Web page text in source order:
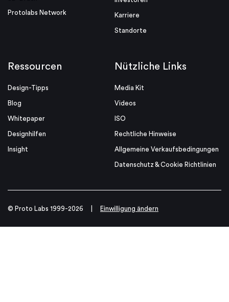
Protolabs Network Karriere
Standorte
Ressourcen
Design-Tipps
Blog
Whitepaper
Designhilfen
Insight
Nützliche Links
Media Kit
Videos
ISO
Rechtliche Hinweise
Allgemeine Verkaufsbedingungen
Datenschutz & Cookie Richtlinien
© Proto Labs 1999-2026 Einwilligung ändern